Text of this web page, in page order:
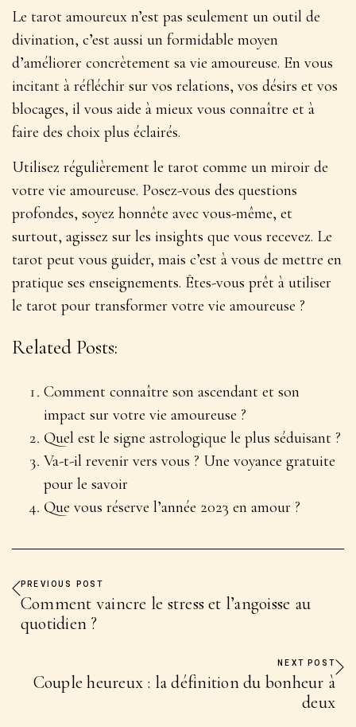
Le tarot amoureux n’est pas seulement un outil de
divination, c’est aussi un formidable moyen
d’améliorer concrètement sa vie amoureuse. En vous
incitant à réfléchir sur vos relations, vos désirs et vos
blocages, il vous aide à mieux vous connaître et à
faire des choix plus éclairés.
Utilisez régulièrement le tarot comme un miroir de
votre vie amoureuse. Posez-vous des questions
profondes, soyez honnête avec vous-même, et
surtout, agissez sur les insights que vous recevez. Le
tarot peut vous guider, mais c’est à vous de mettre en
pratique ses enseignements. Êtes-vous prêt à utiliser
le tarot pour transformer votre vie amoureuse ?
Related Posts:
Comment connaître son ascendant et son
impact sur votre vie amoureuse ?
Quel est le signe astrologique le plus séduisant ?
Va-t-il revenir vers vous ? Une voyance gratuite
pour le savoir
Que vous réserve l’année 2023 en amour ?
PREVIOUS POST
Comment vaincre le stress et l’angoisse au
quotidien ?
NEXT POST
Couple heureux : la définition du bonheur à
deux